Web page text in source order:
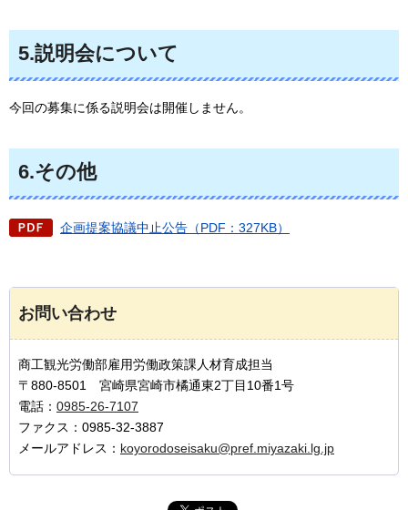
5.説明会について
今回の募集に係る説明会は開催しません。
6.その他
企画提案協議中止公告（PDF：327KB）
お問い合わせ
商工観光労働部雇用労働政策課人材育成担当
〒880-8501 宮崎県宮崎市橘通東2丁目10番1号
電話： 0985-26-7107
ファクス：0985-32-3887
メールアドレス： koyorodoseisaku@pref.miyazaki.lg.jp